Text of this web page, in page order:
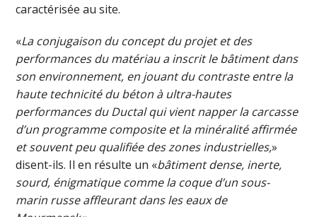
caractérisée au site.
«La conjugaison du concept du projet et des
performances du matériau a inscrit le bâtiment dans
son environnement, en jouant du contraste entre la
haute technicité du béton à ultra-hautes
performances du Ductal qui vient napper la carcasse
d’un programme composite et la minéralité affirmée
et souvent peu qualifiée des zones industrielles,»
disent-ils. Il en résulte un «bâtiment dense, inerte,
sourd, énigmatique comme la coque d’un sous-
marin russe affleurant dans les eaux de